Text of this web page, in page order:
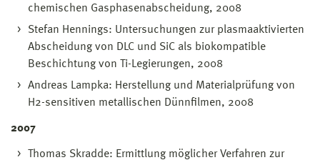
chemischen Gasphasenabscheidung, 2008
Stefan Hennings: Untersuchungen zur plasmaaktivierten
Abscheidung von DLC und SiC als biokompatible
Beschichtung von Ti-Legierungen, 2008
Andreas Lampka: Herstellung und Materialprüfung von
H2-sensitiven metallischen Dünnfilmen, 2008
2007
Thomas Skradde: Ermittlung möglicher Verfahren zur